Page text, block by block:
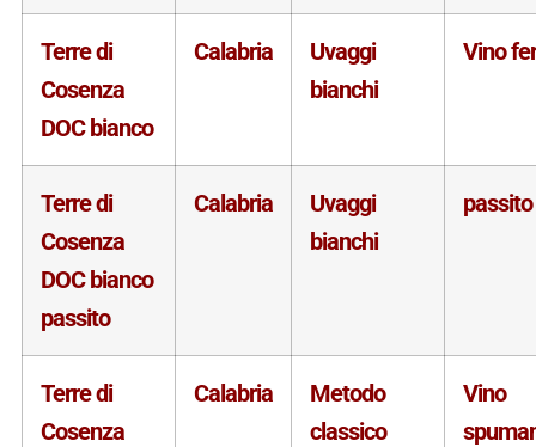
Terre di
Cosenza
DOC bianco
Calabria
Uvaggi
bianchi
Vino
Terre di
Cosenza
DOC bianco
passito
Calabria
Uvaggi
bianchi
passito
Terre di
Cosenza
Calabria
Metodo
classico
Vino